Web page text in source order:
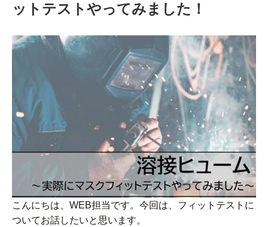
ットテストやってみました！
こんにちは、WEB担当です。今回は、フィットテストに
ついてお話したいと思います。